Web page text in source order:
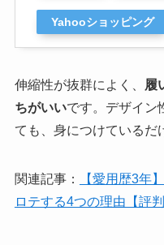
Yahooショッピング
伸縮性が抜群によく、
履
ちがいいです。デザイン
ても、身につけているだ
関連記事：
【愛用歴3年
ロテする4つの理由【評